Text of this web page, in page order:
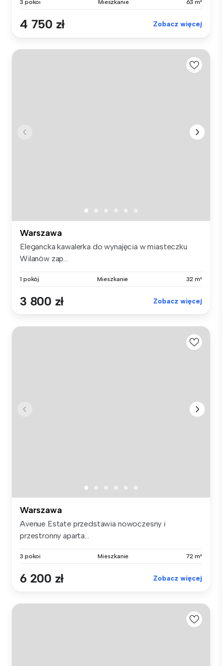
3 pokoi Mieszkanie 63 m²
4 750 zł Zobacz więcej
Warszawa
Elegancka kawalerka do wynajęcia w miasteczku
Wilanów zap...
1 pokój Mieszkanie 32 m²
3 800 zł Zobacz więcej
Warszawa
Avenue Estate przedstawia nowoczesny i
przestronny aparta...
3 pokoi Mieszkanie 72 m²
6 200 zł Zobacz więcej